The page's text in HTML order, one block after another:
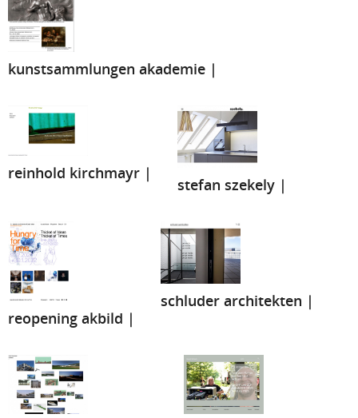
kunstsammlungen akademie |
reinhold kirchmayr |
stefan szekely |
reopening akbild |
schluder architekten |